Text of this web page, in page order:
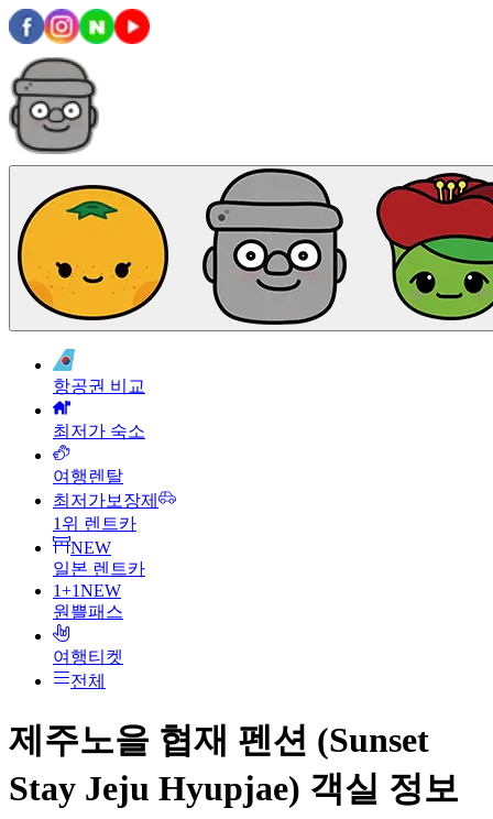
항공권 비교
최저가 숙소
여행렌탈
최저가보장제
1위 렌트카
NEW
일본 렌트카
1+1NEW
원쁠패스
여행티켓
전체
제주노을 협재 펜션 (Sunset
Stay Jeju Hyupjae) 객실 정보